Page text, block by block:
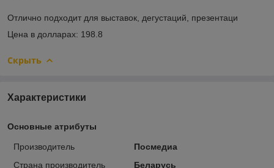
Отлично подходит для выставок, дегустаций, презентаци
Цена в долларах: 198.8
Скрыть
Характеристики
Основные атрибуты
Производитель
Посмедиа
Страна производитель
Беларусь